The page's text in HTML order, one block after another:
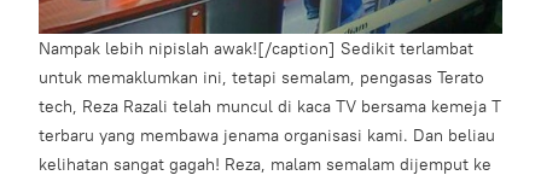
Nampak lebih nipislah awak![/caption] Sedikit terlambat
untuk memaklumkan ini, tetapi semalam, pengasas Terato
tech, Reza Razali telah muncul di kaca TV bersama kemeja T
terbaru yang membawa jenama organisasi kami. Dan beliau
kelihatan sangat gagah! Reza, malam semalam dijemput ke